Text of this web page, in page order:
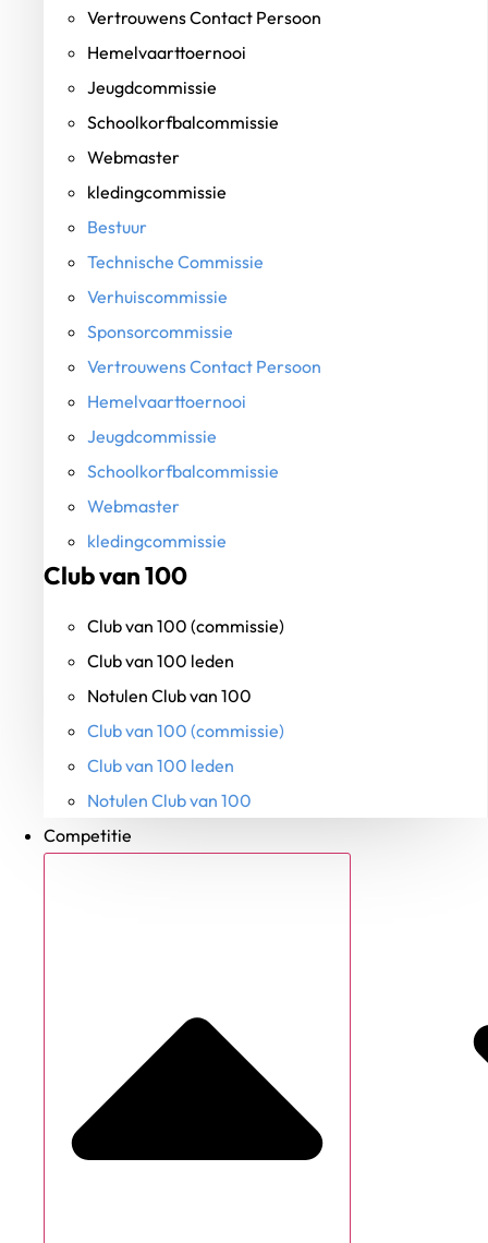
Vertrouwens Contact Persoon
Hemelvaarttoernooi
Jeugdcommissie
Schoolkorfbalcommissie
Webmaster
kledingcommissie
Bestuur
Technische Commissie
Verhuiscommissie
Sponsorcommissie
Vertrouwens Contact Persoon
Hemelvaarttoernooi
Jeugdcommissie
Schoolkorfbalcommissie
Webmaster
kledingcommissie
Club van 100
Club van 100 (commissie)
Club van 100 leden
Notulen Club van 100
Club van 100 (commissie)
Club van 100 leden
Notulen Club van 100
Competitie